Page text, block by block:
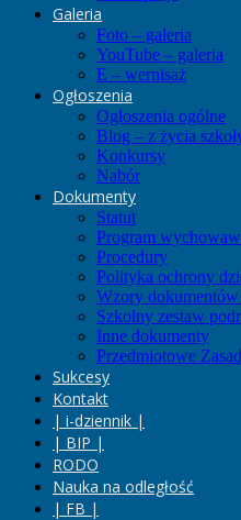
Galeria
Foto – galeria
YouTube – galeria
E – wernisaż
Ogłoszenia
Ogłoszenia ogólne
Blog – z życia
Konkursy
Nabór
Dokumenty
Statut
Program
Procedury
Polityka ochrony
Wzory dokumentów
Szkolny zestaw
Inne dokumenty
Przedmiotowe
Sukcesy
Kontakt
| i-dziennik |
| BIP |
RODO
Nauka na odległość
| FB |